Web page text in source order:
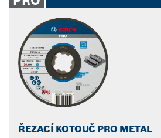
ŘEZACÍ KOTOUČ PRO METAL